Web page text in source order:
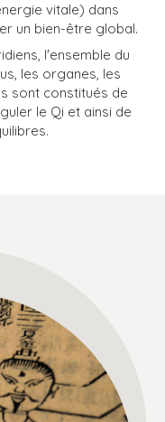
vitale) dans
un bien-être global.
l'ensemble du
les organes, les
sont constitués de
le Qi et ainsi de